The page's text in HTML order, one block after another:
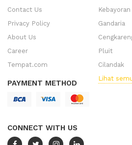
Contact Us
Privacy Policy
About Us
Career
Tempat.com
PAYMENT METHOD
CONNECT WITH US
Gandaria
Pluit
Cilandak
Lihat